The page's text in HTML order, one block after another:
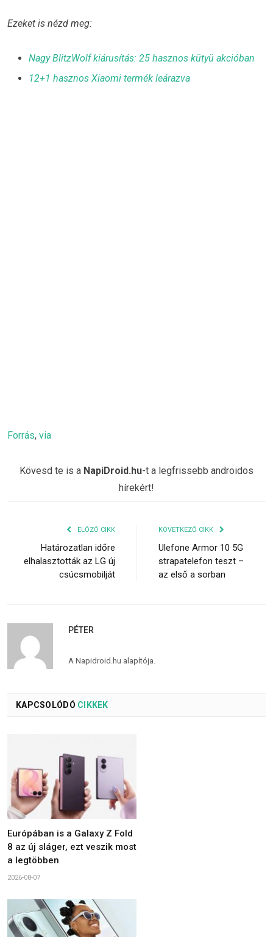
Ezeket is nézd meg:
Nagy BlitzWolf kiárusítás: 25 hasznos kütyü akcióban
12+1 hasznos Xiaomi termék leárazva
Forrás, via
Kövesd te is a NapiDroid.hu-t a legfrissebb androidos
hírekért!
ELŐZŐ CIKK
Határozatlan időre
elhalasztották az LG új
csúcsmobilját
KÖVETKEZŐ CIKK
Ulefone Armor 10 5G
strapatelefon teszt –
az első a sorban
PÉTER
A Napidroid.hu alapítója.
KAPCSOLÓDÓ CIKKEK
Európában is a Galaxy Z Fold
8 az új sláger, ezt veszik most
a legtöbben
2026-08-07